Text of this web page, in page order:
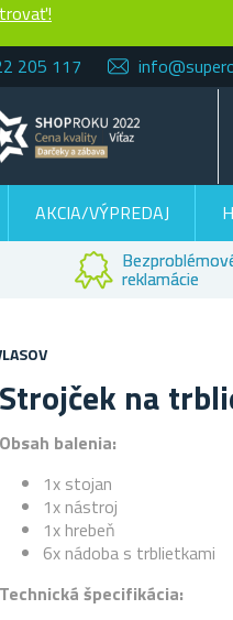
205 117
AKCIA/VÝPREDAJ
reklamácie
Strojček na
Obsah balenia:
1x stojan
1x nástroj
1x hrebeň
6x nádoba s trblietkami
Technická špecifikácia: